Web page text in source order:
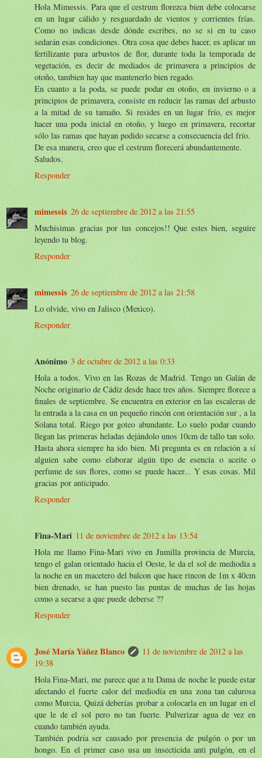
Hola Mimessis. Para que el cestrum florezca bien debe colocarse
en un lugar cálido y resguardado de vientos y corrientes frías.
Como no indicas desde dónde escribes, no se si en tu caso
sedarán esas condiciones. Otra cosa que debes hacer, es aplicar un
fertilizante para arbustos de flor, durante toda la temporada de
vegetación, es decir de mediados de primavera a principios de
otoño, tambien hay que mantenerlo bien regado.
En cuanto a la poda, se puede podar en otoño, en invierno o a
principios de primavera, consiste en reducir las ramas del arbusto
a la mitad de su tamaño. Si resides en un lugar frío, es mejor
hacer una poda inicial en otoño, y luego en primavera, recortar
sólo las ramas que hayan podido secarse a consecuencia del frío.
De esa manera, creo que el cestrum florecerá abundantemente.
Saludos.
Responder
mimessis 26 de septiembre de 2012 a las 21:55
Muchisimas gracias por tus concejos!! Que estes bien, seguire
leyendo tu blog.
Responder
mimessis 26 de septiembre de 2012 a las 21:58
Lo olvide, vivo en Jalisco (Mexico).
Responder
Anónimo 3 de octubre de 2012 a las 0:33
Hola a todos. Vivo en las Rozas de Madrid. Tengo un Galán de
Noche originario de Cádiz desde hace tres años. Siempre florece a
finales de septiembre. Se encuentra en exterior en las escaleras de
la entrada a la casa en un pequeño rincón con orientación sur , a la
Solana total. Riego por goteo abundante. Lo suelo podar cuando
llegan las primeras heladas dejándolo unos 10cm de tallo tan solo.
Hasta ahora siempre ha ido bien. Mi pregunta es en relación a sí
alguien sabe como elaborar algún tipo de esencia o aceite o
perfume de sus flores, como se puede hacer... Y esas cosas. Mil
gracias por anticipado.
Responder
Fina-Mari 11 de noviembre de 2012 a las 13:54
Hola me llamo Fina-Mari vivo en Jumilla provincia de Murcia,
tengo el galan orientado hacia el Oeste, le da el sol de mediodia a
la noche en un macetero del balcon que hace rincon de 1m x 40cm
bien drenado, se han puesto las puntas de muchas de las hojas
como a secarse a que puede deberse ??
Responder
José María Yáñez Blanco
11 de noviembre de 2012 a las
19:38
Hola Fina-Mari, me parece que a tu Dama de noche le puede estar
afectando el fuerte calor del mediodía en una zona tan calurosa
como Murcia, Quizá deberías probar a colocarla en un lugar en el
que le de el sol pero no tan fuerte. Pulverizar agua de vez en
cuando también ayuda.
También podría ser causado por presencia de pulgón o por un
hongo. En el primer caso usa un insecticida anti pulgón, en el